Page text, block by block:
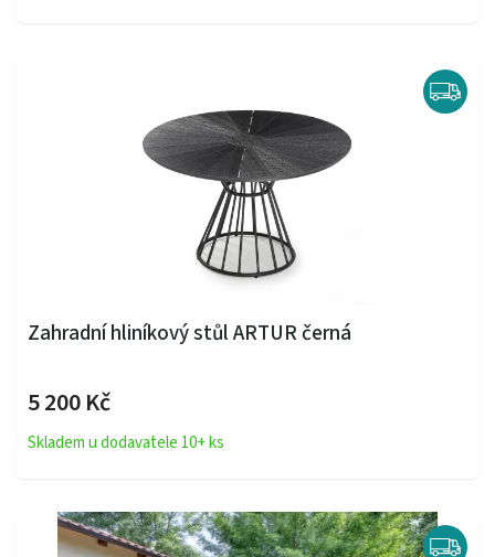
Zahradní hliníkový stůl ARTUR černá
5 200 Kč
Skladem u dodavatele 10+ ks